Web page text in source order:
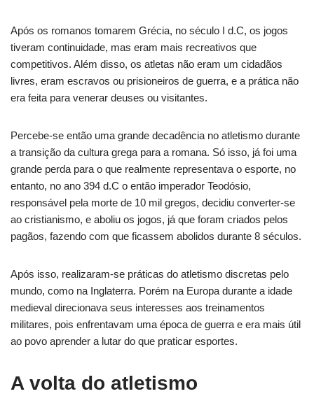
Após os romanos tomarem Grécia, no século I d.C, os jogos
tiveram continuidade, mas eram mais recreativos que
competitivos. Além disso, os atletas não eram um cidadãos
livres, eram escravos ou prisioneiros de guerra, e a prática não
era feita para venerar deuses ou visitantes.
Percebe-se então uma grande decadência no atletismo durante
a transição da cultura grega para a romana. Só isso, já foi uma
grande perda para o que realmente representava o esporte, no
entanto, no ano 394 d.C o então imperador Teodósio,
responsável pela morte de 10 mil gregos, decidiu converter-se
ao cristianismo, e aboliu os jogos, já que foram criados pelos
pagãos, fazendo com que ficassem abolidos durante 8 séculos.
Após isso, realizaram-se práticas do atletismo discretas pelo
mundo, como na Inglaterra. Porém na Europa durante a idade
medieval direcionava seus interesses aos treinamentos
militares, pois enfrentavam uma época de guerra e era mais útil
ao povo aprender a lutar do que praticar esportes.
A volta do atletismo